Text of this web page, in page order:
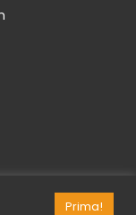
Prima!